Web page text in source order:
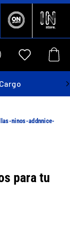
ninos-addnnice-
para tu